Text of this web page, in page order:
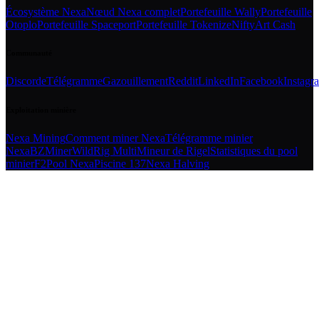
Écosystème NexaNœud Nexa completPortefeuille WallyPortefeuille
OtoploPortefeuille SpaceportPortefeuille TokenizeNiftyArt Cash
DiscordeTélégrammeGazouillementRedditLinkedInFacebook
Nexa MiningComment miner NexaTélégramme minier
NexaBZMinerWildRig MultiMineur de RigelStatistiques du pool
minierF2Pool NexaPiscine 137Nexa Halving